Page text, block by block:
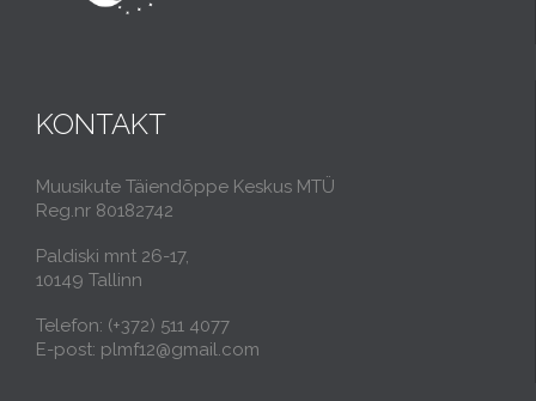
KONTAKT
Muusikute Täiendõppe Keskus MTÜ
Reg.nr 80182742
Paldiski mnt 26-17,
10149 Tallinn
Telefon: (+372) 511 4077
E-post: plmf12@gmail.com